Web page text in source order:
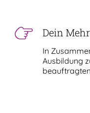
Dein
In
Ausbildung